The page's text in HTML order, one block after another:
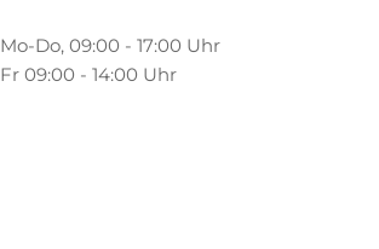
Mo-Do, 09:00 - 17:00 Uhr
Fr 09:00 - 14:00 Uhr